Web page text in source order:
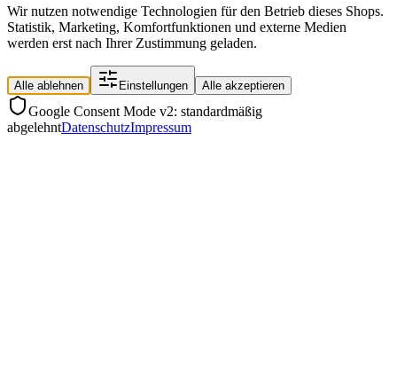
Wir nutzen notwendige Technologien für den Betrieb dieses Shops.
Statistik, Marketing, Komfortfunktionen und externe Medien
werden erst nach Ihrer Zustimmung geladen.
Alle ablehnen Einstellungen Alle akzeptieren
Google Consent Mode v2: standardmäßig
abgelehntDatenschutzImpressum